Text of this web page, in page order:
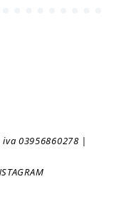
03956860278 |